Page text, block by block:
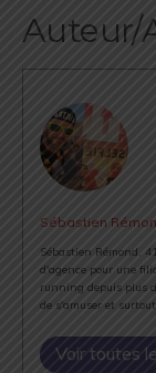
Auteur/
Sébastien
Sébastien Rémond,
d'agence pour une
running depuis plus
de s'amuser et
Voir toutes